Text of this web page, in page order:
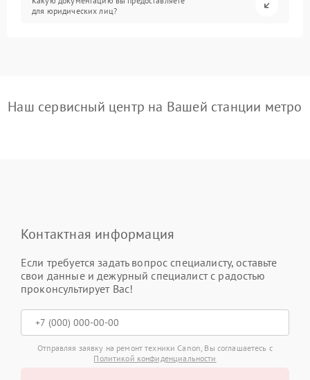
для юридических лиц?
Наш сервисный центр на Вашей станции метро
Контактная информация
Если требуется задать вопрос специалисту, оставьте
свои данные и дежурный специалист с радостью
проконсультирует Вас!
Отправляя заявку на ремонт техники Canon, Вы соглашаетесь с
Политикой конфиденциальности